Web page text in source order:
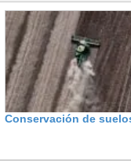
Conservación de